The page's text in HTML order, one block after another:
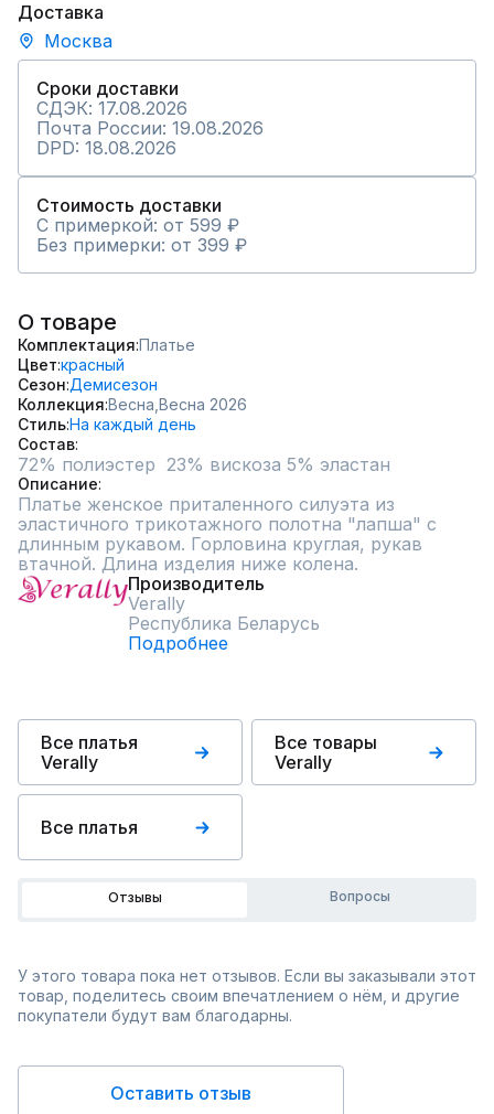
Доставка
Москва
Сроки доставки
СДЭК: 17.08.2026
Почта России: 19.08.2026
DPD: 18.08.2026
Стоимость доставки
С примеркой: от 599 ₽
Без примерки: от 399 ₽
О товаре
Комплектация Платье
Цвет красный
Сезон Демисезон
Коллекция Весна, Весна 2026
СтильНа каждый день
Состав
72% полиэстер  23% вискоза 5% эластан
Описание
Платье женское приталенного силуэта из
эластичного трикотажного полотна "лапша" с
длинным рукавом. Горловина круглая, рукав
втачной. Длина изделия ниже колена.
Производитель
Verally
Республика Беларусь
Подробнее
Все платья
Verally
Все товары
Verally
Все платья
Отзывы Вопросы
У этого товара пока нет отзывов. Если вы заказывали этот
товар, поделитесь своим впечатлением о нём, и другие
покупатели будут вам благодарны.
Оставить отзыв